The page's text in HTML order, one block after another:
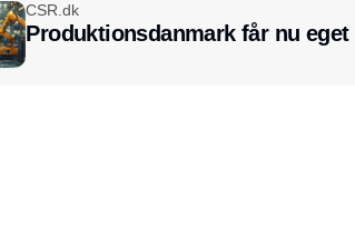
CSR.dk
Produktionsdanmark får nu eget